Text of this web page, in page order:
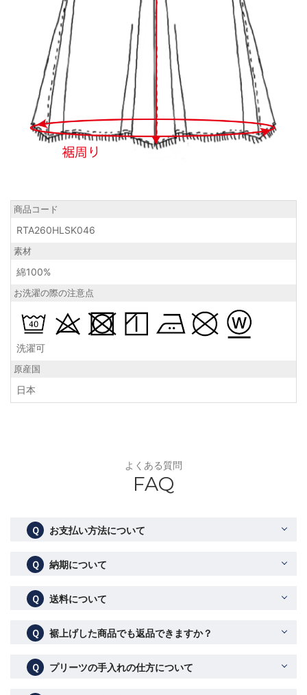
商品コード
RTA260HLSK046
素材
綿100%
お洗濯の際の注意点
洗濯可
原産国
日本
よくある質問
FAQ
Ｑ お支払い方法について
Ｑ 納期について
Ｑ 送料について
Ｑ 裾上げした商品でも返品できますか？
Ｑ プリーツの手入れの仕方について